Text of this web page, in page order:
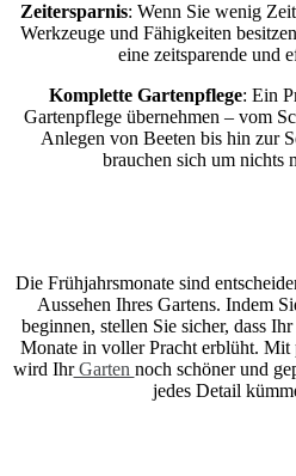
Zeitersparnis: Wenn Sie wenig
Werkzeuge und Fähigkeiten
eine zeitsparende und
Komplette Gartenpflege: Ein
Gartenpflege übernehmen – vom
Anlegen von Beeten bis hin zur
brauchen sich um nichts
Die Frühjahrsmonate sind
Aussehen Ihres Gartens. Indem
beginnen, stellen Sie sicher, dass
Monate in voller Pracht erblüht. Mit
wird IhrGarten noch schöner und
jedes Detail